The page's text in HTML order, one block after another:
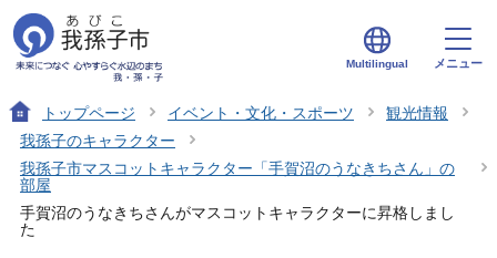
Multilingual メニュー
トップページ イベント・文化・スポーツ
観光情報
我孫子のキャラクター
我孫子市マスコットキャラクター「手賀沼のうなきちさん」の
部屋
手賀沼のうなきちさんがマスコットキャラクターに昇格しまし
た